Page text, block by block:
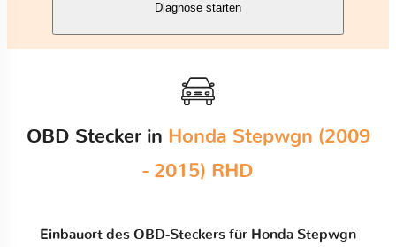
Diagnose starten
OBD Stecker in Honda Stepwgn (2009
- 2015) RHD
Einbauort des OBD-Steckers für Honda Stepwgn